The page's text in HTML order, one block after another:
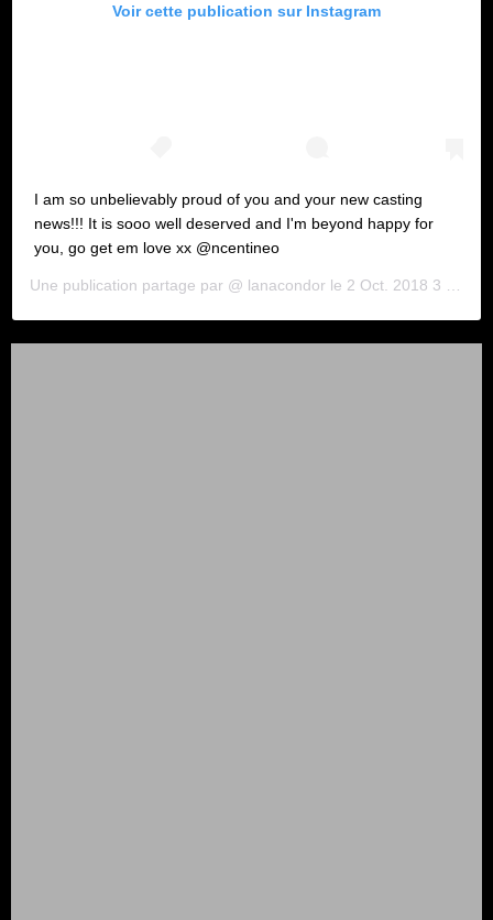
Voir cette publication sur Instagram
I am so unbelievably proud of you and your new casting
news!!! It is sooo well deserved and I'm beyond happy for
you, go get em love xx @ncentineo
Une publication partage par @ lanacondor le 2 Oct. 2018 3 :46 PDT